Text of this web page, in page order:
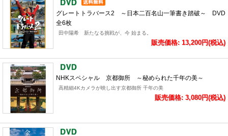
グレートトラバース2 ～日本二百名山一筆書き踏破～ DVD
全6枚
田中陽希 新たなる挑戦が、今 始まる。
販売価格: 13,200円(税込)
NHKスペシャル 京都御所 ～秘められた千年の美～
高精細4Kカメラが映し出す京都御所 千年の美
販売価格: 3,080円(税込)